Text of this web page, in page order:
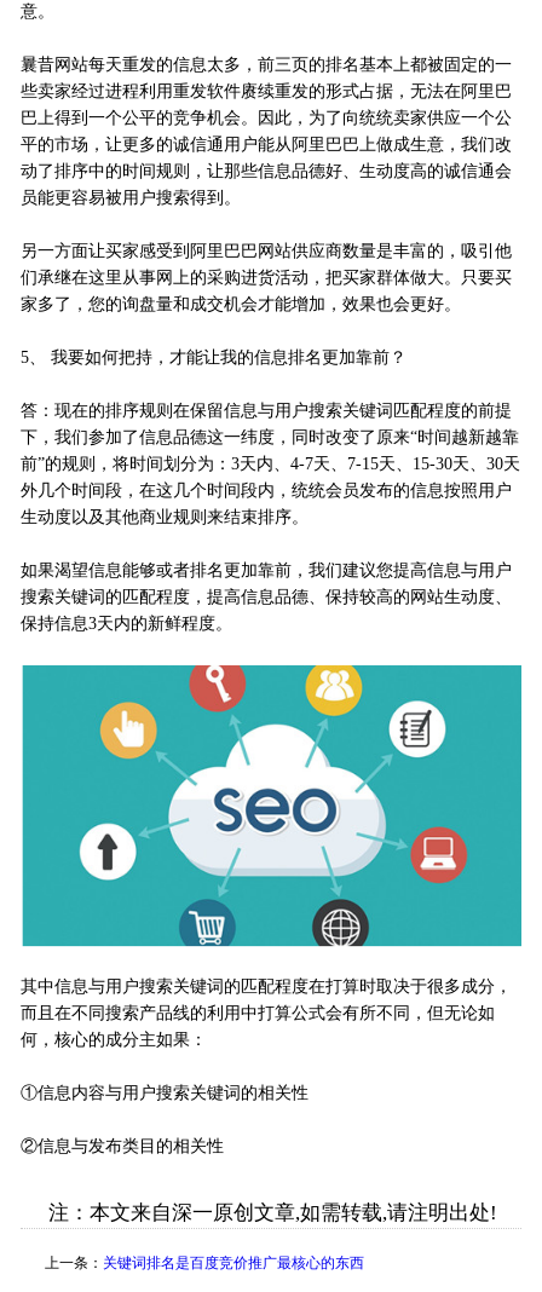
意。
曩昔网站每天重发的信息太多，前三页的排名基本上都被固定的一
些卖家经过进程利用重发软件赓续重发的形式占据，无法在阿里巴
巴上得到一个公平的竞争机会。因此，为了向统统卖家供应一个公
平的市场，让更多的诚信通用户能从阿里巴巴上做成生意，我们改
动了排序中的时间规则，让那些信息品德好、生动度高的诚信通会
员能更容易被用户搜索得到。
另一方面让买家感受到阿里巴巴网站供应商数量是丰富的，吸引他
们承继在这里从事网上的采购进货活动，把买家群体做大。只要买
家多了，您的询盘量和成交机会才能增加，效果也会更好。
5、 我要如何把持，才能让我的信息排名更加靠前？
答：现在的排序规则在保留信息与用户搜索关键词匹配程度的前提
下，我们参加了信息品德这一纬度，同时改变了原来“时间越新越靠
前”的规则，将时间划分为：3天内、4-7天、7-15天、15-30天、30天
外几个时间段，在这几个时间段内，统统会员发布的信息按照用户
生动度以及其他商业规则来结束排序。
如果渴望信息能够或者排名更加靠前，我们建议您提高信息与用户
搜索关键词的匹配程度，提高信息品德、保持较高的网站生动度、
保持信息3天内的新鲜程度。
其中信息与用户搜索关键词的匹配程度在打算时取决于很多成分，
而且在不同搜索产品线的利用中打算公式会有所不同，但无论如
何，核心的成分主如果：
①信息内容与用户搜索关键词的相关性
②信息与发布类目的相关性
注：本文来自深一原创文章,如需转载,请注明出处!
上一条： 关键词排名是百度竞价推广最核心的东西